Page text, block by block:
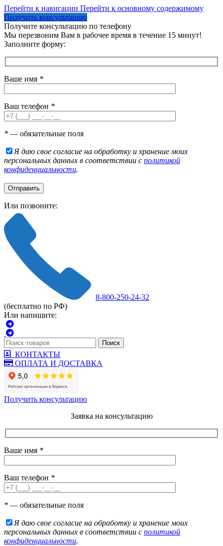
Перейти к навигации Перейти к основному содержимому
Получить консультацию
Получите консультацию по телефону
Мы перезвоним Вам в рабочее время в течение 15 минут!
Заполните форму:
Ваше имя *
Ваш телефон *
* — обязательные поля
Я даю свое согласие на обработку и хранение моих
персональных данных в соответствии с политикой
конфиденциальности.
Или позвоните:
8-800-250-24-32
(бесплатно по РФ)
Или напишите:
Поиск
КОНТАКТЫ
ОПЛАТА И ДОСТАВКА
Получить консультацию
Заявка на консультацию
Ваше имя *
Ваш телефон *
* — обязательные поля
Я даю свое согласие на обработку и хранение моих
персональных данных в соответствии с политикой
конфиденциальности.